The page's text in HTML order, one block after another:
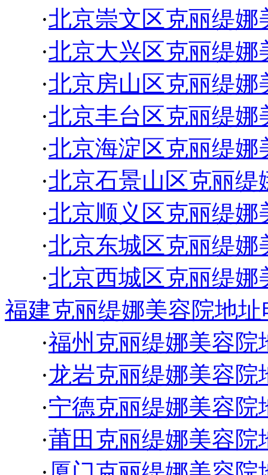
·北京崇文区克丽缇
·北京大兴区克丽缇
·北京房山区克丽缇
·北京丰台区克丽缇
·北京海淀区克丽缇
·北京石景山区克丽
·北京顺义区克丽缇
·北京东城区克丽缇
·北京西城区克丽缇
福建克丽缇娜美容院地
·福州克丽缇娜美容院
·龙岩克丽缇娜美容院
·宁德克丽缇娜美容院
·莆田克丽缇娜美容院